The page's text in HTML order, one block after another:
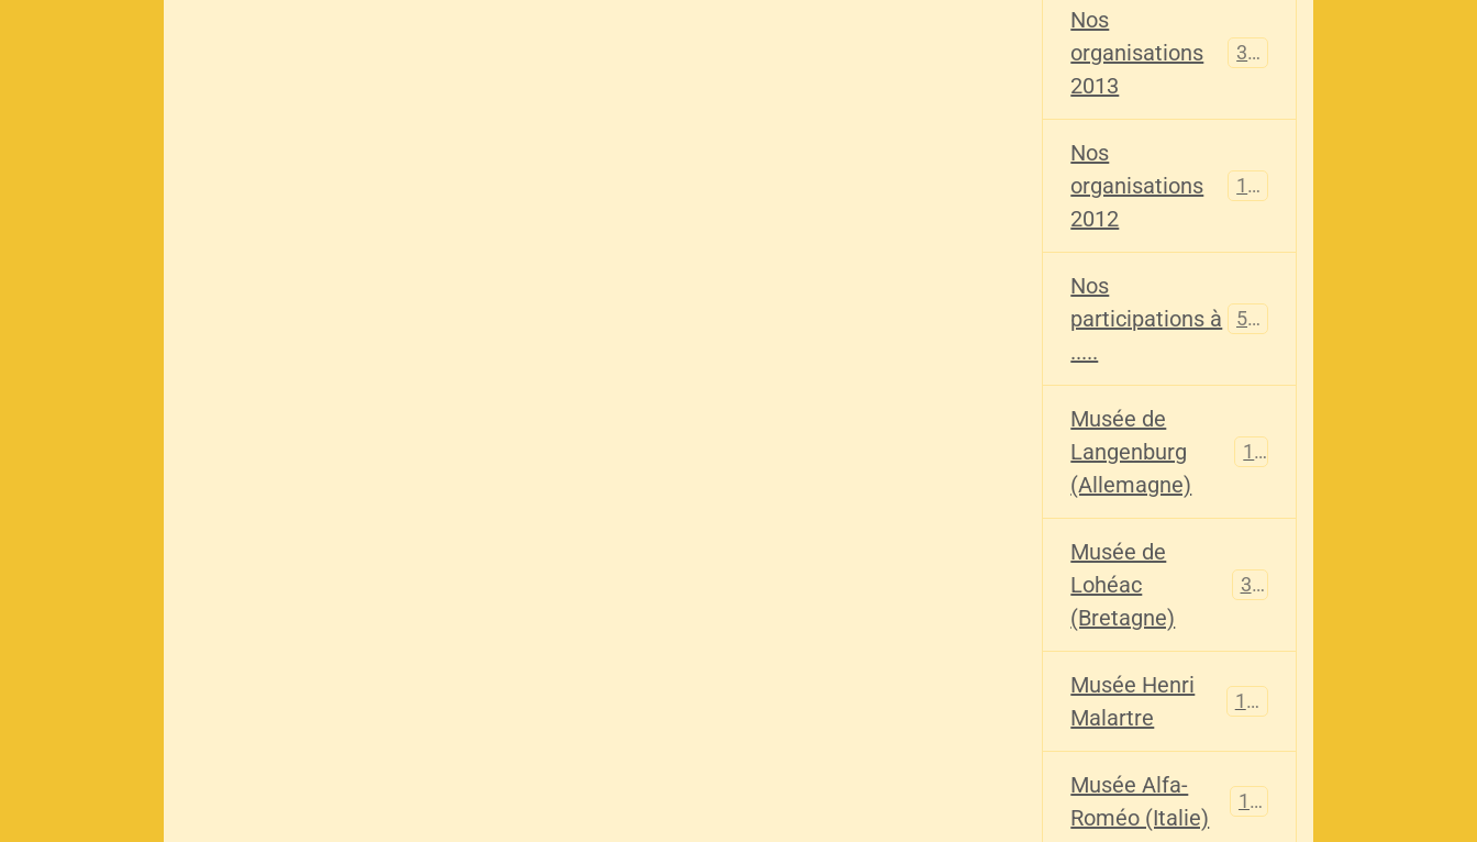
Nos
organisations
2013
344
Nos
organisations
2012
155
Nos
participations à
.....
563
Musée de
Langenburg
(Allemagne)
113
Musée de
Lohéac
(Bretagne)
321
Musée Henri
Malartre
136
Musée Alfa-
Roméo (Italie)
107